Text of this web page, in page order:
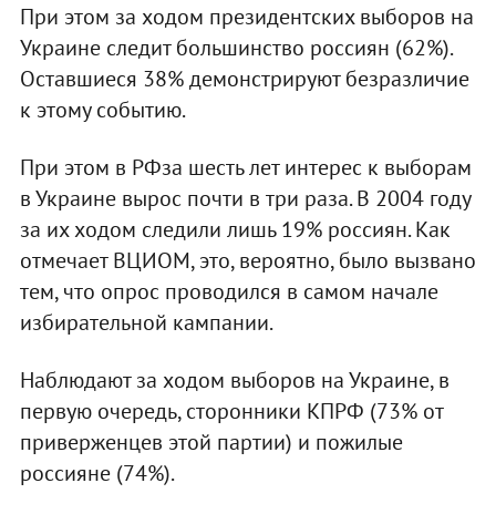
При этом за ходом президентских выборов на
Украине следит большинство россиян (62%).
Оставшиеся 38% демонстрируют безразличие
к этому событию.
При этом в РФза шесть лет интерес к выборам
в Украине вырос почти в три раза. В 2004 году
за их ходом следили лишь 19% россиян. Как
отмечает ВЦИОМ, это, вероятно, было вызвано
тем, что опрос проводился в самом начале
избирательной кампании.
Наблюдают за ходом выборов на Украине, в
первую очередь, сторонники КПРФ (73% от
приверженцев этой партии) и пожилые
россияне (74%).